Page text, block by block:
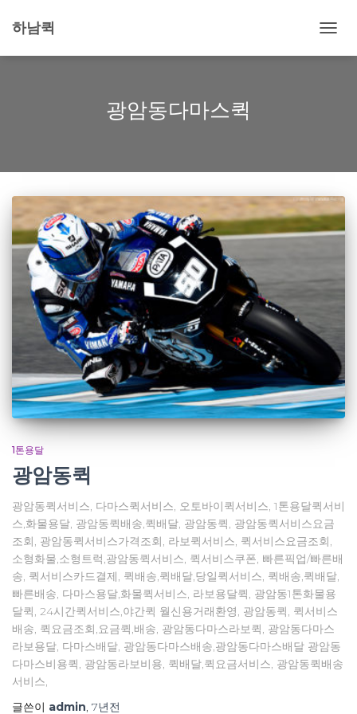
하남퀵
비
광암동다마스퀵
1톤용달
광암동퀵
광암동퀵서비스, 다마스퀵서비스, 오토바이퀵서비스, 1톤용달퀵서비
스,화물용달, 광암동퀵배송,퀵배달, 광암동퀵, 광암동퀵서비스요금
조회, 광암동퀵서비스가격조회, 라보퀵서비스, 퀵서비스요금조회,
소형화물,소형트럭,광암동퀵서비스, 퀵서비스쿠폰, 빠른픽업/빠른배
송, 퀵서비스카드결제, 퀵배송,퀵배달,당일퀵서비스, 퀵배송,퀵배달,
빠른배송, 다마스용달,화물퀵서비스, 라보용달퀵, 광암동1톤화물용
달퀵, 24시간퀵서비스,야간퀵 월신용거래환영, 광암동퀵, 퀵서비스
배송, 퀵요금조회,요금퀵,배송, 광암동다마스라보퀵, 광암동다마스
라보용달, 다마스배달, 광암동다마스배송,광암동다마스배달 광암동
다마스비용퀵, 광암동라보비용, 퀵배달,퀵요금서비스, 광암동퀵배송
서비스,
글쓴이 admin, 7년전